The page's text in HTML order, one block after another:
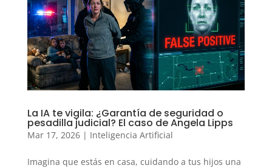
La IA te vigila: ¿Garantía de seguridad o
pesadilla judicial? El caso de Angela Lipps
Mar 17, 2026| Inteligencia Artificial
Imagina que estás en casa, cuidando a tus hijos una